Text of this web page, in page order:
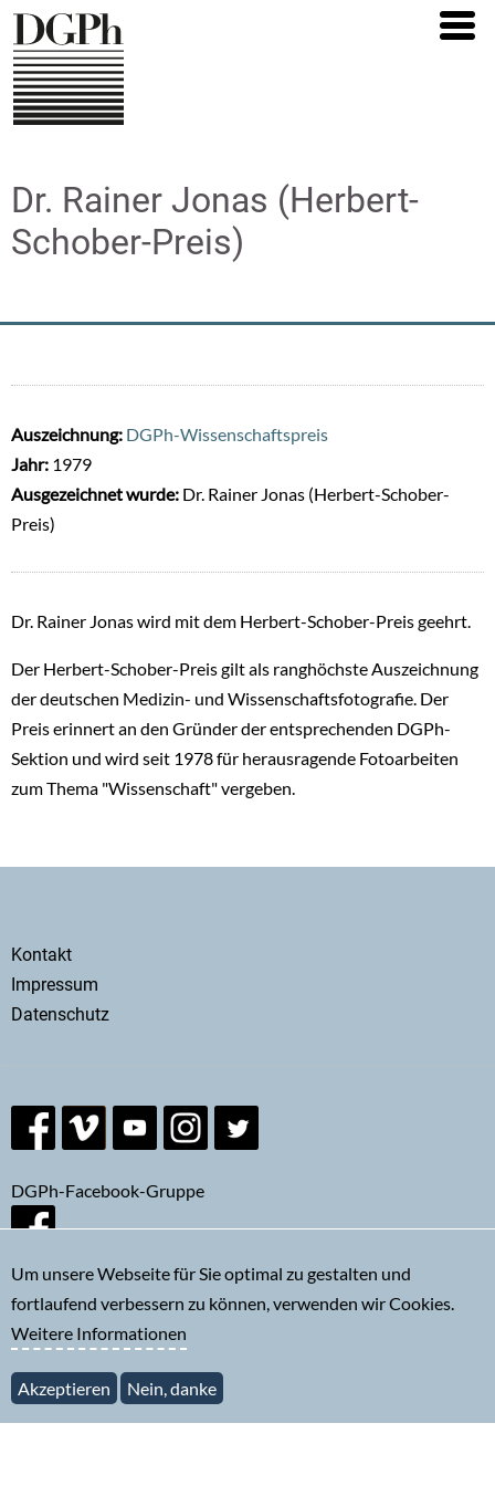
Direkt
zum
Inhalt
Dr. Rainer Jonas (Herbert-
Schober-Preis)
Auszeichnung: DGPh-Wissenschaftspreis
Jahr: 1979
Ausgezeichnet wurde: Dr. Rainer Jonas (Herbert-Schober-
Preis)
Dr. Rainer Jonas wird mit dem Herbert-Schober-Preis geehrt.
Der Herbert-Schober-Preis gilt als ranghöchste Auszeichnung
der deutschen Medizin- und Wissenschaftsfotografie. Der
Preis erinnert an den Gründer der entsprechenden DGPh-
Sektion und wird seit 1978 für herausragende Fotoarbeiten
zum Thema "Wissenschaft" vergeben.
Secondary
menu
Kontakt
Impressum
Datenschutz
DGPh-Facebook-Gruppe
Newsletter abonnieren
Um unsere Webseite für Sie optimal zu gestalten und
fortlaufend verbessern zu können, verwenden wir Cookies.
Weitere Informationen
Akzeptieren Nein, danke